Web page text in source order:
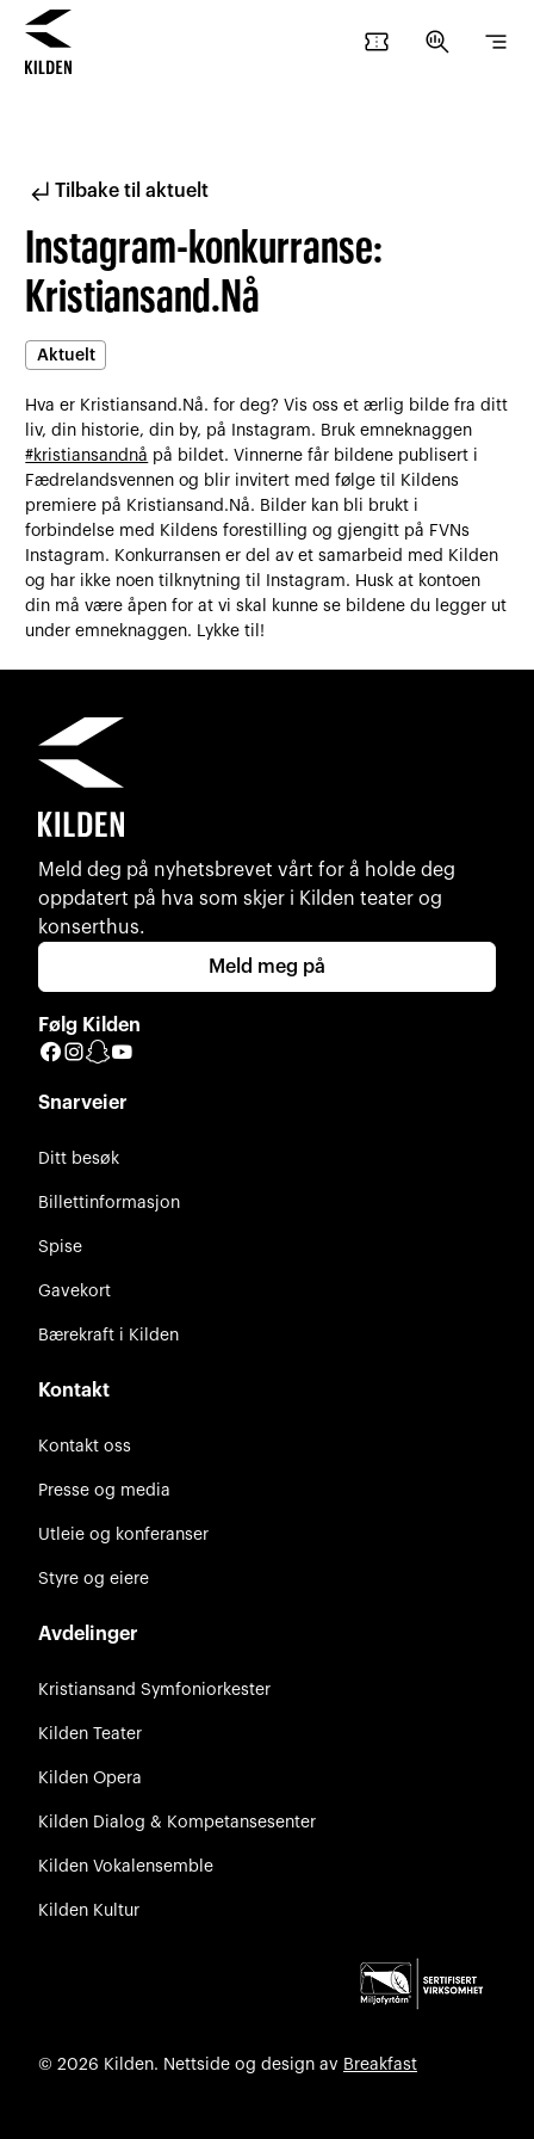
confirmation_number search_insights segment
subdirectory_arrow_leftTilbake til aktuelt
Instagram-konkurranse:
Kristiansand.Nå
Aktuelt
Hva er Kristiansand.Nå. for deg? Vis oss et ærlig bilde fra ditt
liv, din historie, din by, på Instagram. Bruk emneknaggen
#kristiansandnå på bildet. Vinnerne får bildene publisert i
Fædrelandsvennen og blir invitert med følge til Kildens
premiere på Kristiansand.Nå. Bilder kan bli brukt i
forbindelse med Kildens forestilling og gjengitt på FVNs
Instagram. Konkurransen er del av et samarbeid med Kilden
og har ikke noen tilknytning til Instagram. Husk at kontoen
din må være åpen for at vi skal kunne se bildene du legger ut
under emneknaggen. Lykke til!
Meld deg på nyhetsbrevet vårt for å holde deg
oppdatert på hva som skjer i Kilden teater og
konserthus.
Meld meg på
Følg Kilden
Facebook
Instagram
Snapchat
Snarveier
Ditt besøk
Billettinformasjon
Spise
Gavekort
Bærekraft i Kilden
Kontakt
Kontakt oss
Presse og media
Utleie og konferanser
Styre og eiere
Avdelinger
Kristiansand Symfoniorkester
Kilden Teater
Kilden Opera
Kilden Dialog & Kompetansesenter
Kilden Vokalensemble
Kilden Kultur
© 2026 Kilden. Nettside og design av Breakfast